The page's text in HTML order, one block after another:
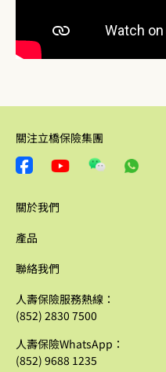
關注立橋保險集團
關於我們
產品
聯絡我們
人壽保險服務熱線：
(852) 2830 7500
人壽保險WhatsApp：
(852) 9688 1235